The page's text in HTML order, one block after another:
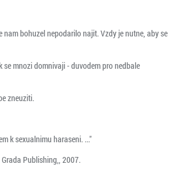
bohuzel nepodarilo najit. Vzdy je nutne, aby se
se mnozi domnivaji - duvodem pro nedbale
zneuziti.
k sexualnimu haraseni. ..."
Publishing,, 2007.